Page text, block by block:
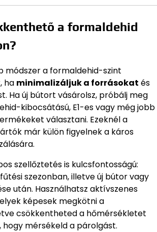
a formaldehid
módszer a formaldehid-szint
ha minimalizáljuk a forrásokat és
Ha új bútort vásárolsz, próbálj meg
kibocsátású, E1-es vagy még jobb
választani. Ezeknél a
már külön figyelnek a káros
szellőztetés is kulcsfontosságú:
szezonban, illetve új bútor vagy
után. Használhatsz aktívszenes
képesek megkötni a
csökkentheted a hőmérsékletet
mérsékeld a párolgást.